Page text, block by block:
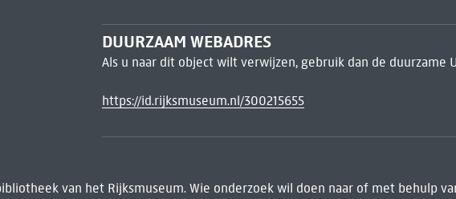
DUURZAAM WEBADRES
Als u naar dit object wilt verwijzen, gebruik dan de duurzame
https://id.rijksmuseum.nl/300215655
van het Rijksmuseum. Wie onderzoek wil doen naar of met behulp